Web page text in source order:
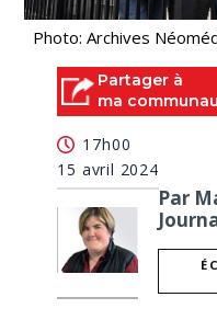
Photo: Archives
Partager à
ma
17h00
15 avril 2024
Par